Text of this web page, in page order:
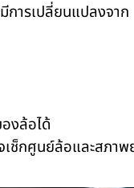
มีการเปลี่ยนแปลงจาก
งล้อได้
ช็กศูนย์ล้อและสภา